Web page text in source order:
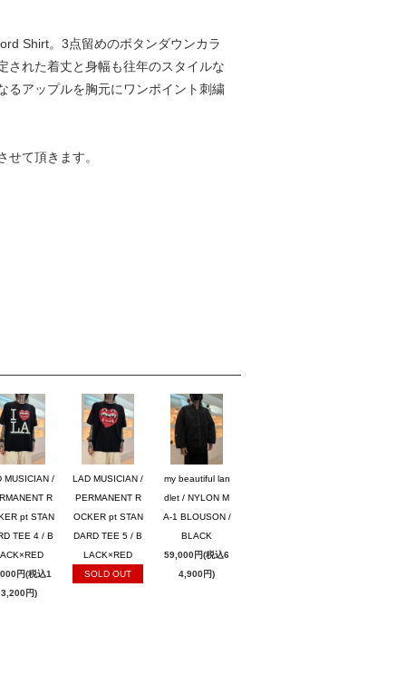
Shirt。3点留めのボタンダウンカラ
された着丈と身幅も往年のスタイルな
るアップルを胸元にワンポイント刺繍
て頂きます。
MUSICIAN /
R
pt STAN
TEE 4 / B
円(税込1
3,200円)
LAD MUSICIAN /
PERMANENT R
OCKER pt STAN
DARD TEE 5 / B
LACK×RED
SOLD OUT
my beautiful lan
dlet / NYLON M
A-1 BLOUSON /
BLACK
59,000円(税込6
4,900円)